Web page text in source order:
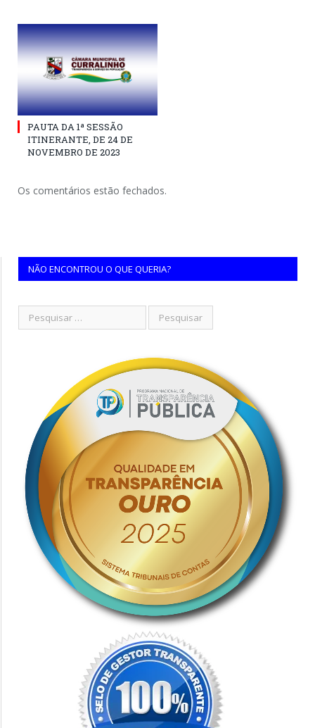
PAUTA DA 1ª SESSÃO
ITINERANTE, DE 24 DE
NOVEMBRO DE 2023
Os comentários estão fechados.
NÃO ENCONTROU O QUE QUERIA?